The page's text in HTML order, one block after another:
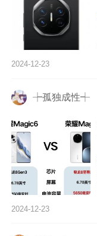
2024-12-23
┾孤独成性┽
2024-12-23